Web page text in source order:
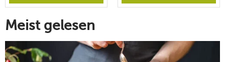
Meist gelesen